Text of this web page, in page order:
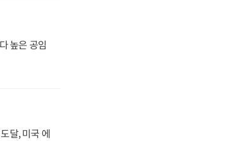
높은 공임
달, 미국 에